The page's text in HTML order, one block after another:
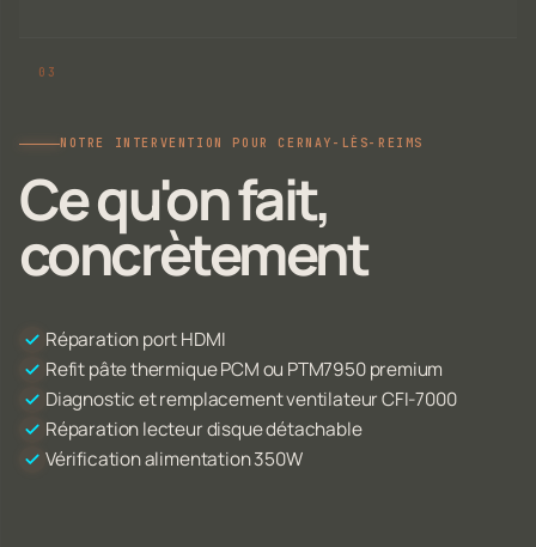
NOTRE INTERVENTION POUR CERNAY-LÈS-REIMS
Ce qu'on fait,
concrètement
Réparation port HDMI
Refit pâte thermique PCM ou PTM7950 premium
Diagnostic et remplacement ventilateur CFI-7000
Réparation lecteur disque détachable
Vérification alimentation 350W